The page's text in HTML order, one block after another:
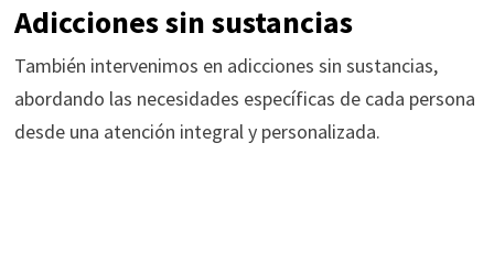
Adicciones sin sustancias
También intervenimos en adicciones sin sustancias,
abordando las necesidades específicas de cada persona
desde una atención integral y personalizada.